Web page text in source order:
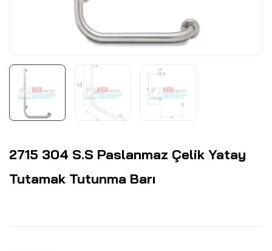
2715 304 S.S Paslanmaz Çelik Yatay
Tutamak Tutunma Barı